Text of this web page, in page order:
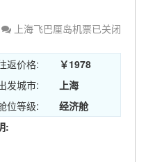
上海飞巴厘岛机票已关闭
返价格:
￥1978
发城市:
上海
位等级:
经济舱
: